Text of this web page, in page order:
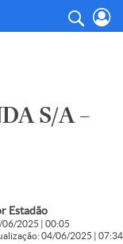
S/A –
Estadão
06/2025 | 00:05
04/06/2025 | 07:34